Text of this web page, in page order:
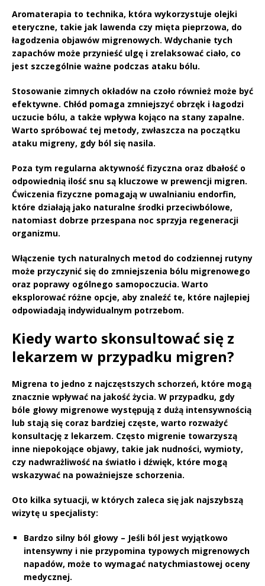
Aromaterapia to technika, która wykorzystuje olejki
eteryczne, takie jak lawenda czy mięta pieprzowa, do
łagodzenia objawów migrenowych. Wdychanie tych
zapachów może przynieść ulgę i zrelaksować ciało, co
jest szczególnie ważne podczas ataku bólu.
Stosowanie zimnych okładów na czoło również może być
efektywne. Chłód pomaga zmniejszyć obrzęk i łagodzi
uczucie bólu, a także wpływa kojąco na stany zapalne.
Warto spróbować tej metody, zwłaszcza na początku
ataku migreny, gdy ból się nasila.
Poza tym regularna aktywność fizyczna oraz dbałość o
odpowiednią ilość snu są kluczowe w prewencji migren.
Ćwiczenia fizyczne pomagają w uwalnianiu endorfin,
które działają jako naturalne środki przeciwbólowe,
natomiast dobrze przespana noc sprzyja regeneracji
organizmu.
Włączenie tych naturalnych metod do codziennej rutyny
może przyczynić się do zmniejszenia bólu migrenowego
oraz poprawy ogólnego samopoczucia. Warto
eksplorować różne opcje, aby znaleźć te, które najlepiej
odpowiadają indywidualnym potrzebom.
Kiedy warto skonsultować się z
lekarzem w przypadku migren?
Migrena to jedno z najczęstszych schorzeń, które mogą
znacznie wpływać na jakość życia. W przypadku, gdy
bóle głowy migrenowe występują z dużą intensywnością
lub stają się coraz bardziej częste, warto rozważyć
konsultację z lekarzem. Często migrenie towarzyszą
inne niepokojące objawy, takie jak nudności, wymioty,
czy nadwrażliwość na światło i dźwięk, które mogą
wskazywać na poważniejsze schorzenia.
Oto kilka sytuacji, w których zaleca się jak najszybszą
wizytę u specjalisty:
Bardzo silny ból głowy – Jeśli ból jest wyjątkowo
intensywny i nie przypomina typowych migrenowych
napadów, może to wymagać natychmiastowej oceny
medycznej.